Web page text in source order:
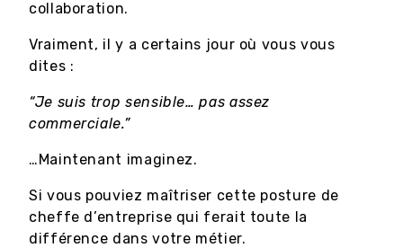
collaboration.
Vraiment, il y a certains jour où vous vous
dites :
“Je suis trop sensible… pas assez
commerciale.”
…Maintenant imaginez.
Si vous pouviez maîtriser cette posture de
cheffe d’entreprise qui ferait toute la
différence dans votre métier.